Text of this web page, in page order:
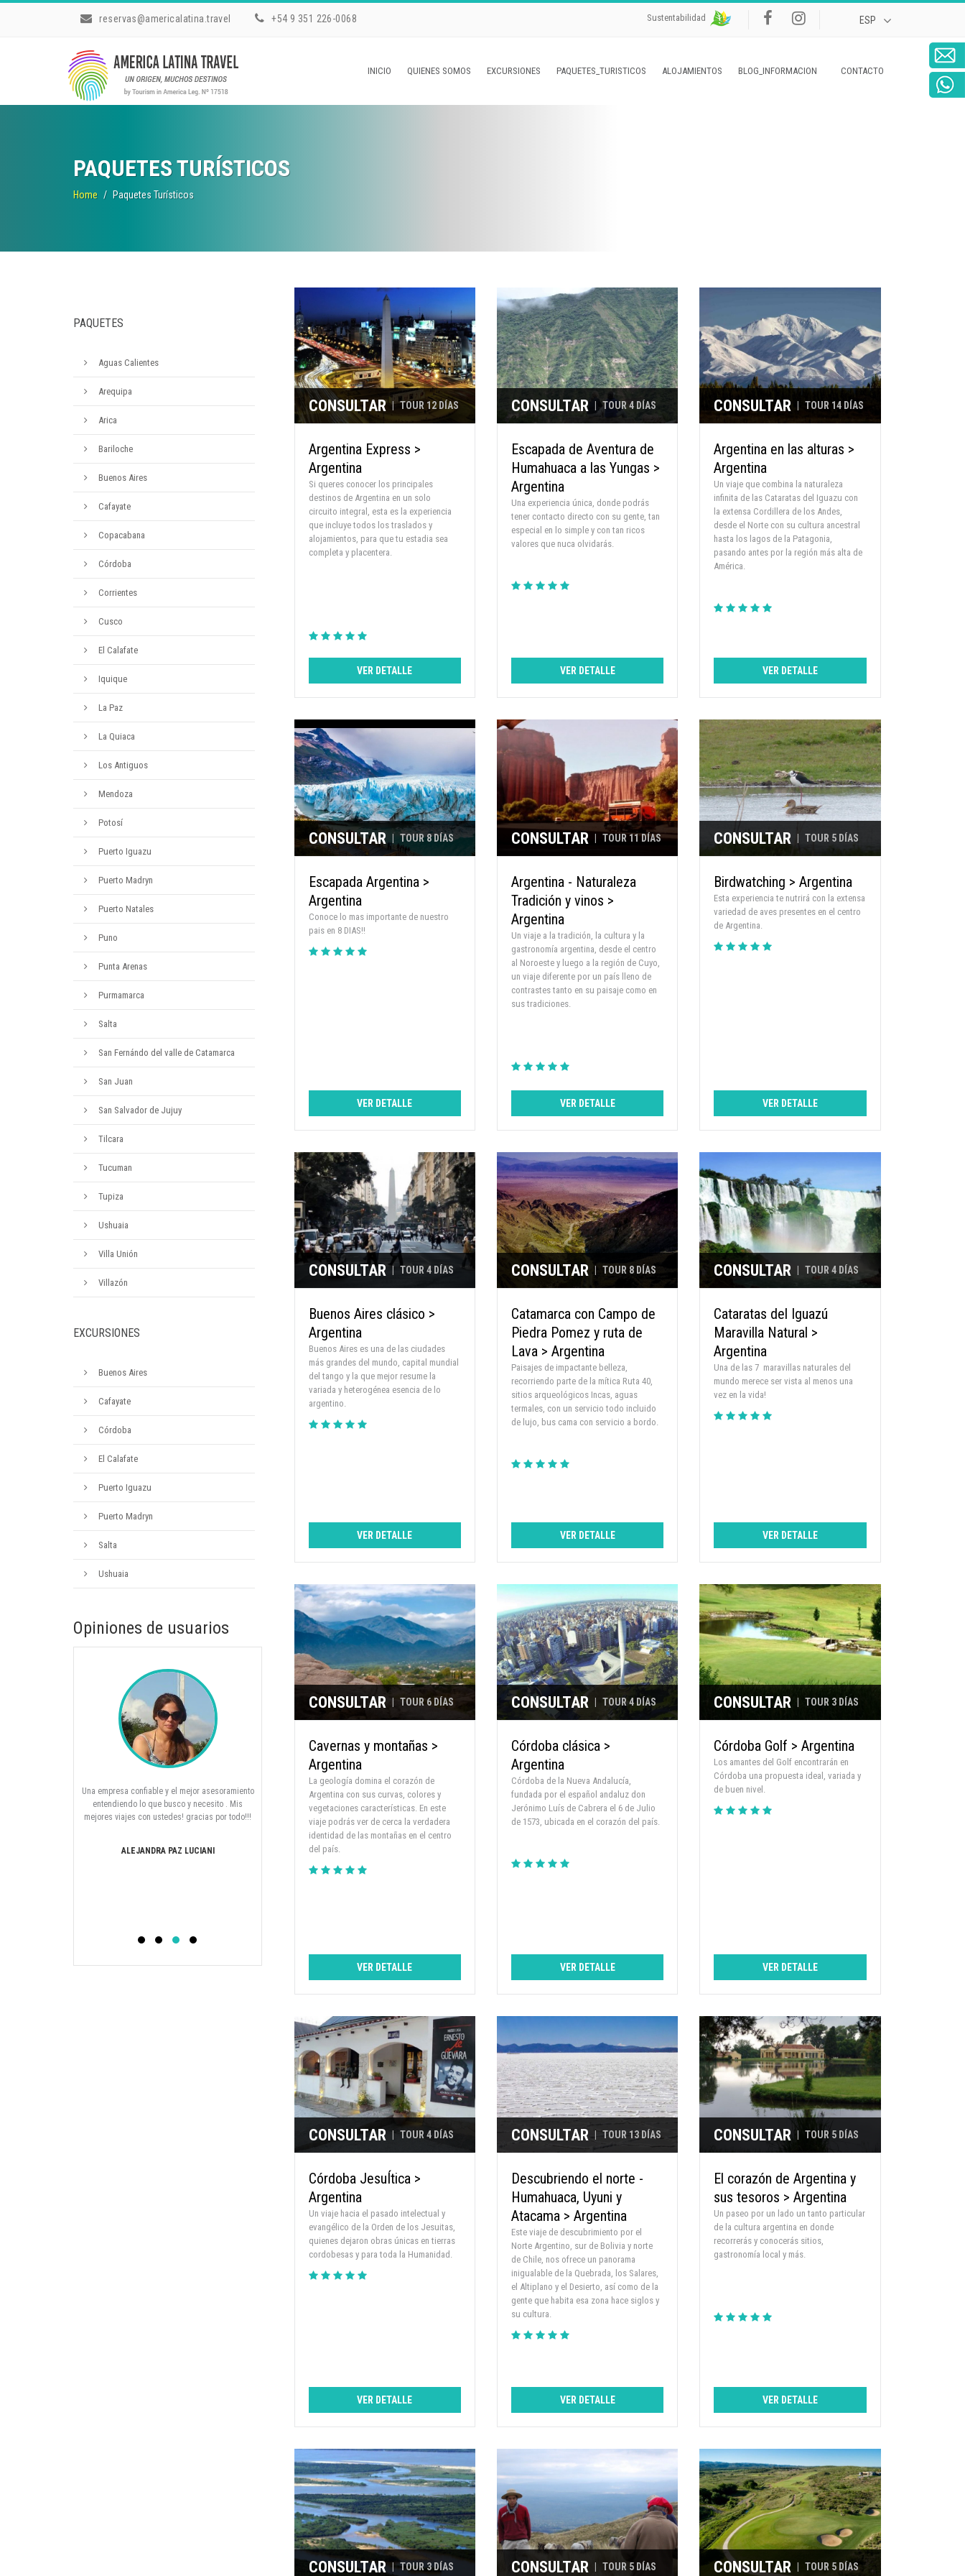
reservas@americalatina.travel +54 9 351 226-0068 Sustentabilidad
INICIO QUIENES SOMOS EXCURSIONES PAQUETES_TURISTICOS ALOJAMIENTOS BLOG_INFORMACION CONTACTO
PAQUETES TURÍSTICOS
Home Paquetes Turísticos
PAQUETES
Aguas Calientes
Arequipa
Arica
Bariloche
Buenos Aires
Cafayate
Copacabana
Córdoba
Corrientes
Cusco
El Calafate
Iquique
La Paz
La Quiaca
Los Antiguos
Mendoza
Potosí
Puerto Iguazu
Puerto Madryn
Puerto Natales
Puno
Punta Arenas
Purmamarca
Salta
San Fernándo del valle de Catamarca
San Juan
San Salvador de Jujuy
Tilcara
Tucuman
Tupiza
Ushuaia
Villa Unión
Villazón
EXCURSIONES
Buenos Aires
Cafayate
Córdoba
El Calafate
Puerto Iguazu
Puerto Madryn
Salta
Ushuaia
Opiniones de usuarios
Una empresa confiable y el mejor asesoramiento
entendiendo lo que busco y necesito . Mis
mejores viajes con ustedes! gracias por todo!!!
ALEJANDRA PAZ LUCIANI
Hola Laura... ya caminó a mi casita. Te
agradezco infinitamente todo lo que hiciste para
que concretamos EL VIAJE SOÑADO.. todo todo
desde el asesoramiento permanente, la
paciencia los hoteles y el regreso en primera
clase ( fue increible)... mil gracias!!! Seguimos
en contacto... x que soy una paseandera...
CONSULTAR | TOUR 12 DÍAS
Argentina Express >
Argentina
Si queres conocer los principales
destinos de Argentina en un solo
circuito integral, esta es la experiencia
que incluye todos los traslados y
alojamientos, para que tu estadia sea
completa y placentera.
VER DETALLE
CONSULTAR TOUR 4 DÍAS
Escapada de Aventura de
Humahuaca a las Yungas >
Argentina
Una experiencia única, donde podrás
tener contacto directo con su gente, tan
especial en lo simple y con tan ricos
valores que nuca olvidarás.
VER DETALLE
CONSULTAR TOUR 14 DÍAS
Argentina en las alturas >
Argentina
Un viaje que combina la naturaleza
infinita de las Cataratas del Iguazu con
la extensa Cordillera de los Andes,
desde el Norte con su cultura ancestral
hasta los lagos de la Patagonia,
pasando antes por la región más alta de
América.
VER DETALLE
CONSULTAR TOUR 8 DÍAS
Escapada Argentina >
Argentina
Conoce lo mas importante de nuestro
pais en 8 DIAS!!
VER DETALLE
CONSULTAR TOUR 11 DÍAS
Argentina - Naturaleza
Tradición y vinos >
Argentina
Un viaje a la tradición, la cultura y la
gastronomía argentina, desde el centro
al Noroeste y luego a la región de Cuyo,
un viaje diferente por un país lleno de
contrastes tanto en su paisaje como en
sus tradiciones.
VER DETALLE
CONSULTAR TOUR 5 DÍAS
Birdwatching > Argentina
Esta experiencia te nutrirá con la extensa
variedad de aves presentes en el centro
de Argentina.
VER DETALLE
CONSULTAR TOUR 4 DÍAS
Buenos Aires clásico >
Argentina
Buenos Aires es una de las ciudades
más grandes del mundo, capital mundial
del tango y la que mejor resume la
variada y heterogénea esencia de lo
argentino.
VER DETALLE
CONSULTAR TOUR 8 DÍAS
Catamarca con Campo de
Piedra Pomez y ruta de
Lava > Argentina
Paisajes de impactante belleza,
recorriendo parte de la mítica Ruta 40,
sitios arqueológicos Incas, aguas
termales, con un servicio todo incluido
de lujo, bus cama con servicio a bordo.
VER DETALLE
CONSULTAR TOUR 4 DÍAS
Cataratas del Iguazú
Maravilla Natural >
Argentina
Una de las 7 maravillas naturales del
mundo merece ser vista al menos una
vez en la vida!
VER DETALLE
CONSULTAR TOUR 6 DÍAS
Cavernas y montañas >
Argentina
La geología domina el corazón de
Argentina con sus curvas, colores y
vegetaciones características. En este
viaje podrás ver de cerca la verdadera
identidad de las montañas en el centro
del país.
VER DETALLE
CONSULTAR TOUR 4 DÍAS
Córdoba clásica >
Argentina
Córdoba de la Nueva Andalucía,
fundada por el español andaluz don
Jerónimo Luís de Cabrera el 6 de Julio
de 1573, ubicada en el corazón del país.
VER DETALLE
CONSULTAR TOUR 3 DÍAS
Córdoba Golf > Argentina
Los amantes del Golf encontrarán en
Córdoba una propuesta ideal, variada y
de buen nivel.
VER DETALLE
CONSULTAR TOUR 4 DÍAS
Córdoba JesuÍtica >
Argentina
Un viaje hacia el pasado intelectual y
evangélico de la Orden de los Jesuitas,
quienes dejaron obras únicas en tierras
cordobesas y para toda la Humanidad.
VER DETALLE
CONSULTAR TOUR 13 DÍAS
Descubriendo el norte -
Humahuaca, Uyuni y
Atacama > Argentina
Este viaje de descubrimiento por el
Norte Argentino, sur de Bolivia y norte
de Chile, nos ofrece un panorama
inigualable de la Quebrada, los Salares,
el Altiplano y el Desierto, así como de la
gente que habita esa zona hace siglos y
su cultura.
VER DETALLE
CONSULTAR TOUR 5 DÍAS
El corazón de Argentina y
sus tesoros > Argentina
Un paseo por un lado un tanto particular
de la cultura argentina en donde
recorrerás y conocerás sitios,
gastronomía local y más.
VER DETALLE
CONSULTAR | TOUR 3 DÍAS CONSULTAR TOUR 5 DÍAS CONSULTAR TOUR 5 DÍAS